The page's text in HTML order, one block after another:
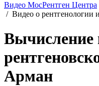
Видео МосРентген Центра
/ Видео о рентгенологии
Вычисление
Арман